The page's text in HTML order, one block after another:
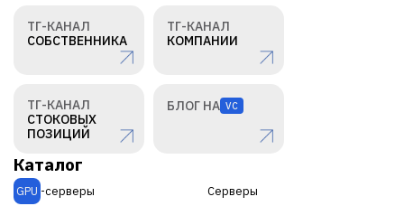
ТГ-КАНАЛ
СОБСТВЕННИКА
ТГ-КАНАЛ
КОМПАНИИ
ТГ-КАНАЛ
СТОКОВЫХ
ПОЗИЦИЙ
БЛОГ НА VC
Каталог
GPU -серверы
Серверы